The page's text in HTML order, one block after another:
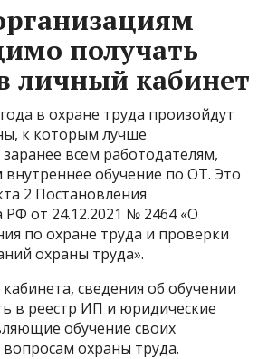
получать
личный кабинет
в охране труда произойдут
к которым лучше
всем работодателям,
обучение по ОТ. Это
2 Постановления
РФ от 24.12.2021 № 2464 «О
по охране труда и проверки
охраны труда».
сведения об обучении
в реестр ИП и юридические
обучение своих
охраны труда.